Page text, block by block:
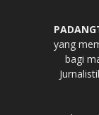
yang
bagi